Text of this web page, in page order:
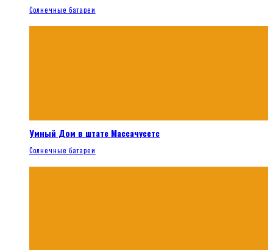
Солнечные батареи
Умный Дом в штате Массачусетс
Солнечные батареи